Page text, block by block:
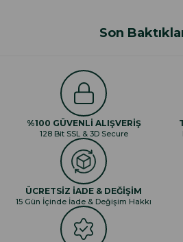
Son
%100 GÜVENLİ ALIŞVERİŞ
128 Bit SSL & 3D Secure
ÜCRETSİZ İADE & DEĞİŞİM
15 Gün İçinde İade & Değişim Hakkı